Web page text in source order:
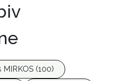
MIRKOS (100)